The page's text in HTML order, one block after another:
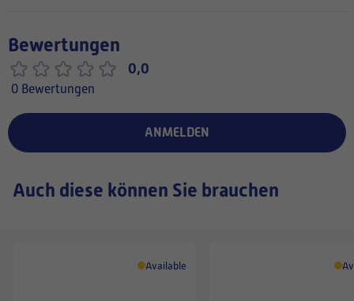
Bewertungen
0,0
0 Bewertungen
ANMELDEN
Auch diese können Sie brauchen
Available